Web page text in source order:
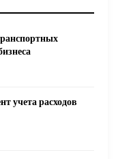
учета расходов